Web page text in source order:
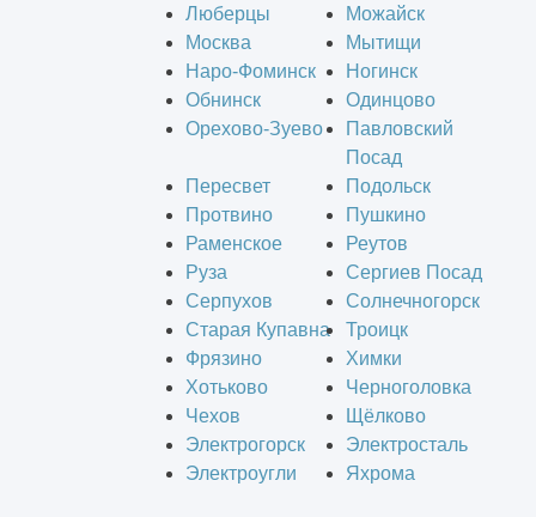
Люберцы
Можайск
Москва
Мытищи
Наро-Фоминск
Ногинск
Обнинск
Одинцово
Орехово-Зуево
Павловский
Посад
Пересвет
Подольск
Протвино
Пушкино
Раменское
Реутов
Руза
Сергиев Посад
Серпухов
Солнечногорск
Старая Купавна
Троицк
Фрязино
Химки
Хотьково
Черноголовка
Чехов
Щёлково
Электрогорск
Электросталь
Электроугли
Яхрома